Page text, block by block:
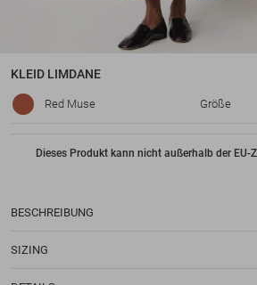
KLEID LIMDANE
Red Muse Größe
Dieses Produkt kann nicht außerhalb der EU-
BESCHREIBUNG
SIZING